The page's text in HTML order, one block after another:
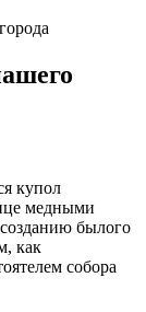
купол
медными
былого
как
собора